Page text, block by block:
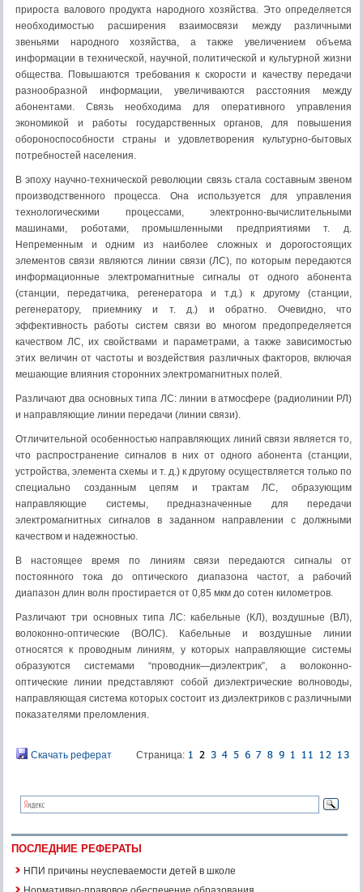
прироста валового продукта народного хозяйства. Это определяется
необходимостью расширения взаимосвязи между различными
звеньями народного хозяйства, а также увеличением объема
информации в технической, научной, политической и культурной жизни
общества. Повышаются требования к скорости и качеству передачи
разнообразной информации, увеличиваются расстояния между
абонентами. Связь необходима для оперативного управления
экономикой и работы государственных органов, для повышения
обороноспособности страны и удовлетворения культурно-бытовых
потребностей населения.
В эпоху научно-технической революции связь стала составным звеном
производственного процесса. Она используется для управления
технологическими процессами, электронно-вычислительными
машинами, роботами, промышленными предприятиями т. д.
Непременным и одним из наиболее сложных и дорогостоящих
элементов связи являются линии связи (ЛС), по которым передаются
информационные электромагнитные сигналы от одного абонента
(станции, передатчика, регенератора и т.д.) к другому (станции,
регенератору, приемнику и т. д.) и обратно. Очевидно, что
эффективность работы систем связи во многом предопределяется
качеством ЛС, их свойствами и параметрами, а также зависимостью
этих величин от частоты и воздействия различных факторов, включая
мешающие влияния сторонних электромагнитных полей.
Различают два основных типа ЛС: линии в атмосфере (радиолинии РЛ)
и направляющие линии передачи (линии связи).
Отличительной особенностью направляющих линий связи является то,
что распространение сигналов в них от одного абонента (станции,
устройства, элемента схемы и т. д.) к другому осуществляется только по
специально созданным цепям и трактам ЛС, образующим
направляющие системы, предназначенные для передачи
электромагнитных сигналов в заданном направлении с должными
качеством и надежностью.
В настоящее время по линиям связи передаются сигналы от
постоянного тока до оптического диапазона частот, а рабочий
диапазон длин волн простирается от 0,85 мкм до сотен километров.
Различают три основных типа ЛС: кабельные (КЛ), воздушные (ВЛ),
волоконно-оптические (ВОЛС). Кабельные и воздушные линии
относятся к проводным линиям, у которых направляющие системы
образуются системами “проводник—диэлектрик”, а волоконно-
оптические линии представляют собой диэлектрические волноводы,
направляющая система которых состоит из диэлектриков с различными
показателями преломления.
Скачать реферат Страница:
ПОСЛЕДНИЕ РЕФЕРАТЫ
НПИ причины неуспеваемости детей в школе
Нормативно-правовое обеспечение образования